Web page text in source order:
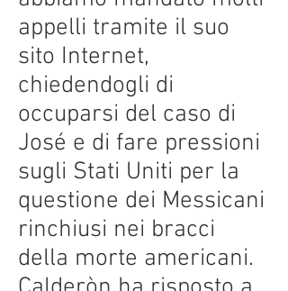
appelli tramite il suo
sito Internet,
chiedendogli di
occuparsi del caso di
José e di fare pressioni
sugli Stati Uniti per la
questione dei Messicani
rinchiusi nei bracci
della morte americani.